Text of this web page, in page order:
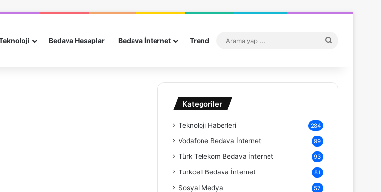
Bedava Hesaplar Bedava İnternet Trend
Kategoriler
Teknoloji Haberleri 284
Vodafone Bedava İnternet 99
Türk Telekom Bedava İnternet 93
Turkcell Bedava İnternet 81
Sosyal Medya 57